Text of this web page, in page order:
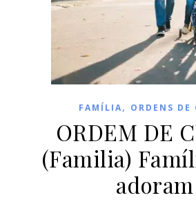
FAMÍLIA, ORDENS DE
ORDEM DE
(Familia)
adoram